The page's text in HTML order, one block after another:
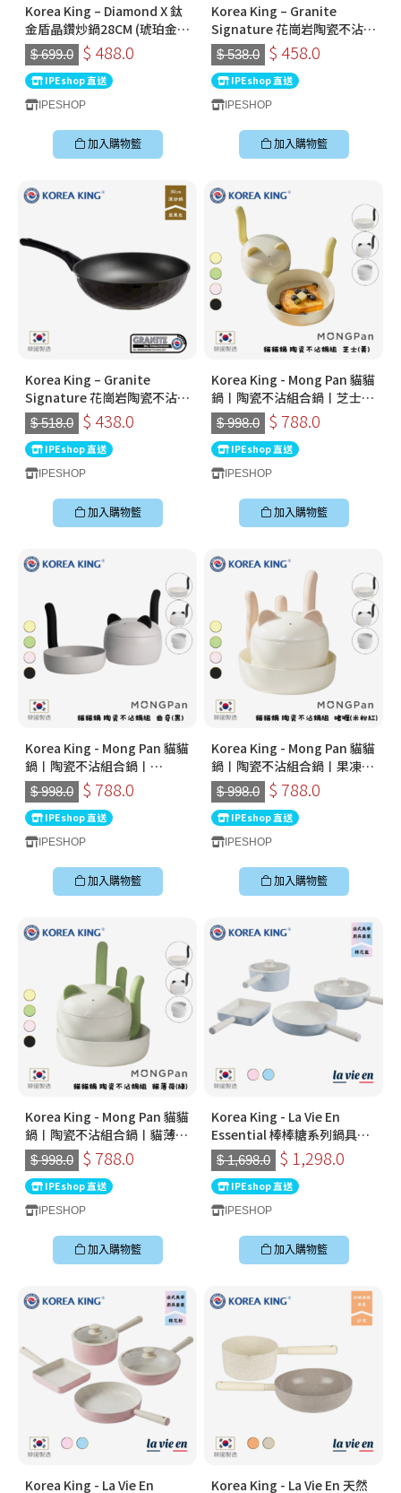
Korea King – Diamond X 鈦
金盾晶鑽炒鍋28CM (琥珀金) |
韓國製易潔鑊 (連蓋)
$ 699.0 $ 488.0
IPEshop 直送
IPESHOP
加入購物籃
Korea King – Granite
Signature 花崗岩陶瓷不沾鍋
〡32cm深炒鍋 〡經典炭黑色
〡韓國製易潔鑊
$ 538.0 $ 458.0
IPEshop 直送
IPESHOP
加入購物籃
Korea King – Granite
Signature 花崗岩陶瓷不沾鍋
〡30cm深炒鍋 〡經典炭黑色
〡韓國製易潔鑊
$ 518.0 $ 438.0
IPEshop 直送
IPESHOP
加入購物籃
Korea King - Mong Pan 貓貓
鍋〡陶瓷不沾組合鍋〡芝士
(黃)
$ 998.0 $ 788.0
IPEshop 直送
IPESHOP
加入購物籃
Korea King - Mong Pan 貓貓
鍋〡陶瓷不沾組合鍋〡
Oreo(黑)
$ 998.0 $ 788.0
IPEshop 直送
IPESHOP
加入購物籃
Korea King - Mong Pan 貓貓
鍋〡陶瓷不沾組合鍋〡果凍
(粉)
$ 998.0 $ 788.0
IPEshop 直送
IPESHOP
加入購物籃
Korea King - Mong Pan 貓貓
鍋〡陶瓷不沾組合鍋〡貓薄荷
(綠)
$ 998.0 $ 788.0
IPEshop 直送
IPESHOP
加入購物籃
Korea King - La Vie En
Essential 棒棒糖系列鍋具套
裝｜ 2026全新棉花糖藍色｜
韓國不黏鑊推薦2026
$ 1,698.0 $ 1,298.0
IPEshop 直送
IPESHOP
加入購物籃
Korea King - La Vie En Korea King - La Vie En 天然